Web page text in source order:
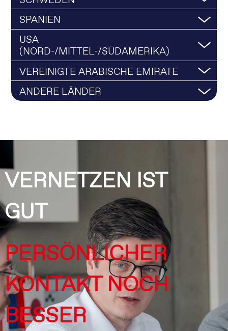
SPANIEN
USA
(NORD-/MITTEL-/SÜDAMERIKA)
VEREINIGTE ARABISCHE EMIRATE
ANDERE LÄNDER
VERNETZEN IST
GUT
PERSÖNLICHER
KONTAKT NOCH
BESSER